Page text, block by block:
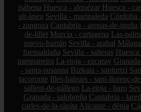
isábena Huesca - alquézar Huesca -
alt-àneu Sevilla - marinaleda Córdoba
- zangoza Cantabria - arenas-de-iguña
de-lillet Murcia - cartagena Las-
nuevo-baztán Sevilla - arahal
fuensaldaña Sevilla - salteras Huesca
pampaneira La-rioja - ezcaray
- santa-susanna Bizkaia - santurtzi
tacoronte Illes-balears - sant-llorenç-
sallent-de-gállego La-rioja - haro
Granada - salobreña Cantabria -
carles-de-la-ràpita Alicante - dénia